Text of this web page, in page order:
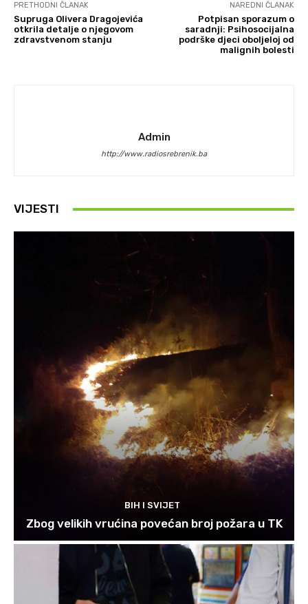
PRETHODNI ČLANAK
Supruga Olivera Dragojevića
otkrila detalje o njegovom
zdravstvenom stanju
NAREDNI ČLANAK
Potpisan sporazum o
saradnji: Psihosocijalna
podrške djeci oboljeloj od
malignih bolesti
Admin
http://www.radiosrebrenik.ba
VIJESTI
BIH I SVIJET
Zbog velikih vrućina povećan broj požara u TK